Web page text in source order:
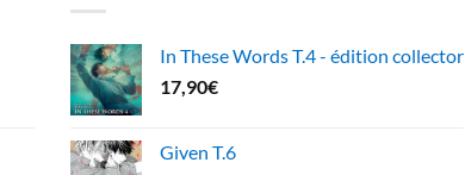
In These Words T.4 - édition collector
17,90€
Given T.6